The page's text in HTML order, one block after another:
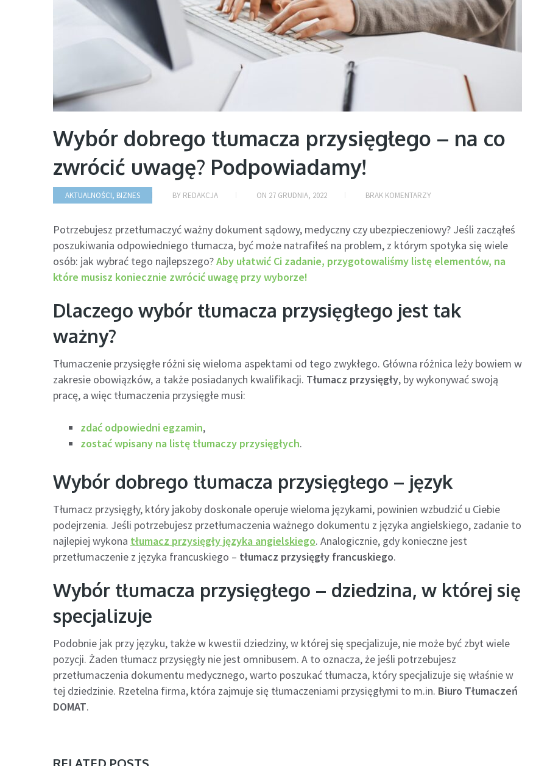
Wybór dobrego tłumacza przysięgłego – na co
zwrócić uwagę? Podpowiadamy!
AKTUALNOŚCI, BIZNES BY REDAKCJA ON 27 GRUDNIA, 2022 BRAK KOMENTARZY
Potrzebujesz przetłumaczyć ważny dokument sądowy, medyczny czy ubezpieczeniowy? Jeśli zacząłeś
poszukiwania odpowiedniego tłumacza, być może natrafiłeś na problem, z którym spotyka się wiele
osób: jak wybrać tego najlepszego?Aby ułatwić Ci zadanie, przygotowaliśmy listę elementów, na
które musisz koniecznie zwrócić uwagę przy wyborze!
Dlaczego wybór tłumacza przysięgłego jest tak
ważny?
Tłumaczenie przysięgłe różni się wieloma aspektami od tego zwykłego. Główna różnica leży bowiem w
zakresie obowiązków, a także posiadanych kwalifikacji. Tłumacz przysięgły, by wykonywać swoją
pracę, a więc tłumaczenia przysięgłe musi:
zdać odpowiedni egzamin,
zostać wpisany na listę tłumaczy przysięgłych.
Wybór dobrego tłumacza przysięgłego – język
Tłumacz przysięgły, który jakoby doskonale operuje wieloma językami, powinien wzbudzić u Ciebie
podejrzenia. Jeśli potrzebujesz przetłumaczenia ważnego dokumentu z języka angielskiego, zadanie to
najlepiej wykona tłumacz przysięgły języka angielskiego. Analogicznie, gdy konieczne jest
przetłumaczenie z języka francuskiego – tłumacz przysięgły francuskiego.
Wybór tłumacza przysięgłego – dziedzina, w której się
specjalizuje
Podobnie jak przy języku, także w kwestii dziedziny, w której się specjalizuje, nie może być zbyt wiele
pozycji. Żaden tłumacz przysięgły nie jest omnibusem. A to oznacza, że jeśli potrzebujesz
przetłumaczenia dokumentu medycznego, warto poszukać tłumacza, który specjalizuje się właśnie w
tej dziedzinie. Rzetelna firma, która zajmuje się tłumaczeniami przysięgłymi to m.in. Biuro Tłumaczeń
DOMAT.